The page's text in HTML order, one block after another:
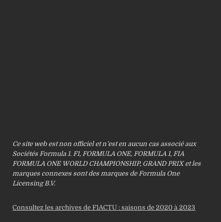
Ce site web est non officiel et n’est en aucun cas associé aux
Sociétés Formula 1. F1, FORMULA ONE, FORMULA 1, FIA
FORMULA ONE WORLD CHAMPIONSHIP, GRAND PRIX et les
marques connexes sont des marques de Formula One
Licensing B.V.
Consultez les archives de F1ACTU : saisons de 2020 à 2023